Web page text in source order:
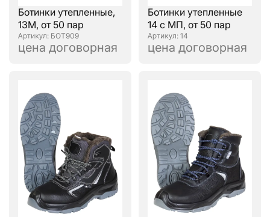
Ботинки утепленные,
13М, от 50 пар
: БОТ909
цена договорная
Ботинки утепленные
14 с МП, от 50 пар
: 14
цена договорная